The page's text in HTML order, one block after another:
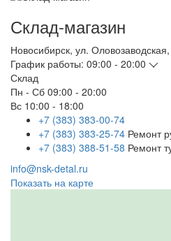
Склад-магазин
Новосибирск, ул.
График работы: 09:00 - 20:00
Склад
Пн - Сб 09:00 - 20:00
Вс 10:00 - 18:00
+7 (383) 383-00-74
+7 (383) 383-25-74 Ремонт
+7 (383) 388-51-58 Ремонт
info@nsk-detal.ru
Показать на карте